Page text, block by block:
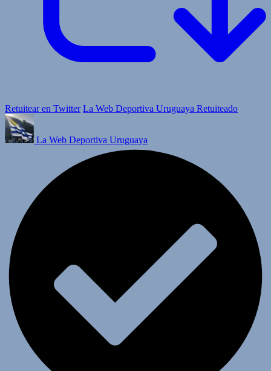
Retuitear en Twitter La Web Deportiva Uruguaya Retuiteado
La Web Deportiva Uruguaya